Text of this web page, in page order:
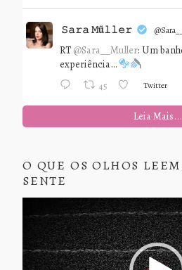
𝚂𝚊𝚛𝚊 𝙼ü𝚕𝚕𝚎𝚛
RT @Sara__Muller: Um
experiência…
45 Twitter
Leia Mais...
O QUE OS OLHOS
SENTE
de
vídeo